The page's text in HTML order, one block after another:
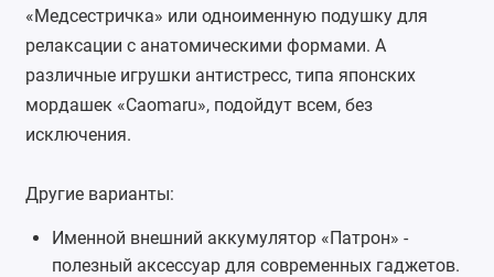
«Медсестричка» или одноименную подушку для
релаксации с анатомическими формами. А
различные игрушки антистресс, типа японских
мордашек «Caomaru», подойдут всем, без
исключения.
Другие варианты:
Именной внешний аккумулятор«Патрон» -
полезный аксессуар для современных гаджетов.